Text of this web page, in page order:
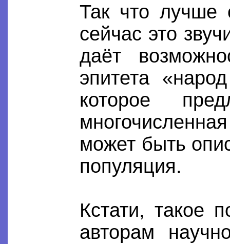
Так что лучше
сейчас это
даёт
эпитета
которое
может быть
популяция.
Кстати, такое
авторам